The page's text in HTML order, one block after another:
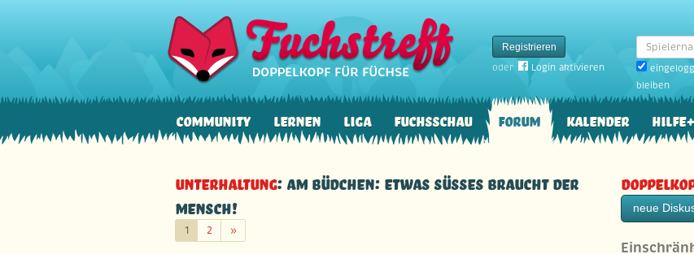
Registrieren
oder
Login aktivieren
Spielername
bleiben
Community Lernen Liga Fuchsschau Forum Kalender
Unterhaltung: Am Büdchen: etwas Süsses braucht der
Mensch!
1 2 »Weiter
neue